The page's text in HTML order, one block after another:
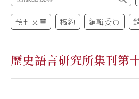
預刊文章 稿約 編輯委員
歷史語言研究所集刊第